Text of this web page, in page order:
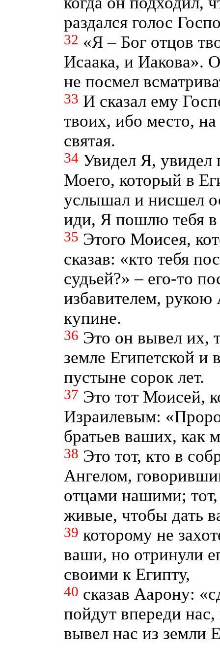
раздался голос
32 «Я – Бог отцов
Исаака, и Иакова».
не посмел
33 И сказал ему
твоих, ибо место,
святая.
34 Увидел Я, увидел
Моего, который в
услышал и нисшел
иди, Я пошлю тебя в
35 Этого Моисея,
сказав: «кто тебя
судьей?» – его-то
избавителем, рукою
купине.
36 Это он вывел их,
земле Египетской
пустыне сорок лет.
37 Это тот Моисей,
Израилевым:
братьев ваших, как
38 Это тот, кто в
Ангелом,
отцами нашими;
живые, чтобы дать
39 которому не
ваши, но отринули
своими к Египту,
40 сказав Аарону:
пойдут впереди
вывел нас из земли